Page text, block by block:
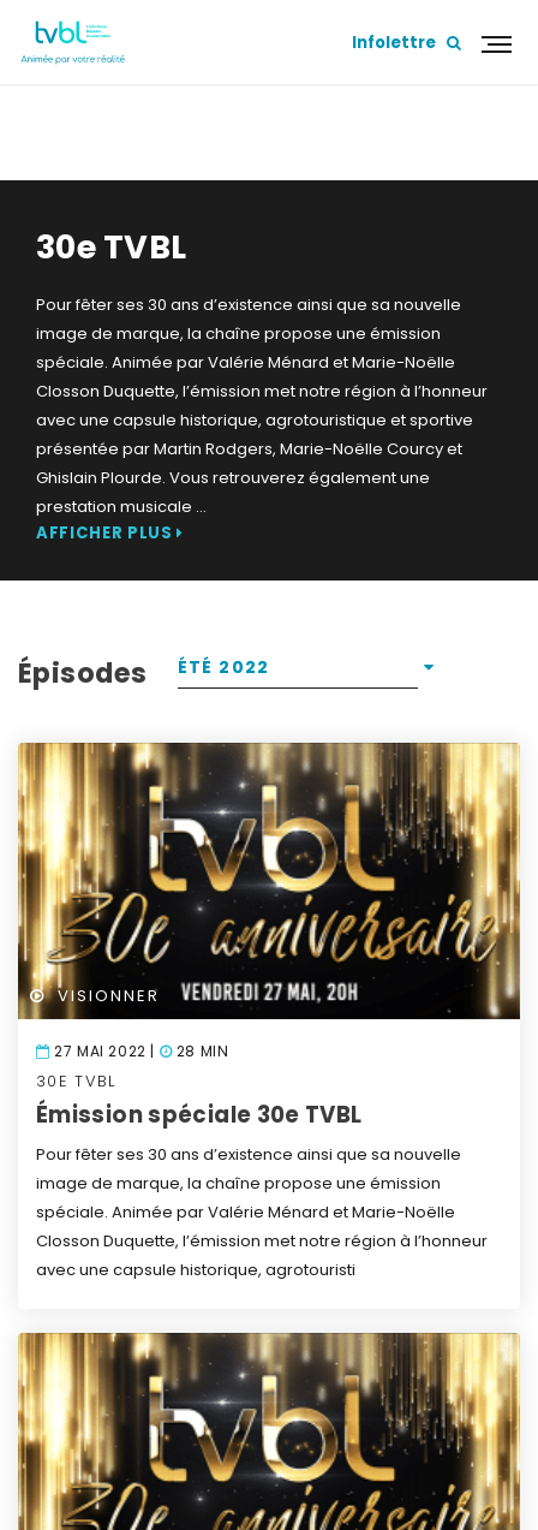
Infolettre
30e TVBL
Pour fêter ses 30 ans d’existence ainsi que sa nouvelle
image de marque, la chaîne propose une émission
spéciale. Animée par Valérie Ménard et Marie-Noëlle
Closson Duquette, l’émission met notre région à l’honneur
avec une capsule historique, agrotouristique et sportive
présentée par Martin Rodgers, Marie-Noëlle Courcy et
Ghislain Plourde. Vous retrouverez également une
prestation musicale ...
AFFICHER PLUS
Épisodes ÉTÉ 2022
VISIONNER
27 MAI 2022 | 28 MIN
30E TVBL
Émission spéciale 30e TVBL
Pour fêter ses 30 ans d’existence ainsi que sa nouvelle
image de marque, la chaîne propose une émission
spéciale. Animée par Valérie Ménard et Marie-Noëlle
Closson Duquette, l’émission met notre région à l’honneur
avec une capsule historique, agrotouristi